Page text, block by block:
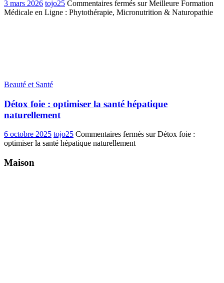
3 mars 2026 tojo25 Commentaires fermés sur Meilleure Formation
Médicale en Ligne : Phytothérapie, Micronutrition & Naturopathie
Beauté et Santé
Détox foie : optimiser la santé hépatique
naturellement
6 octobre 2025 tojo25 Commentaires fermés sur Détox foie :
optimiser la santé hépatique naturellement
Maison